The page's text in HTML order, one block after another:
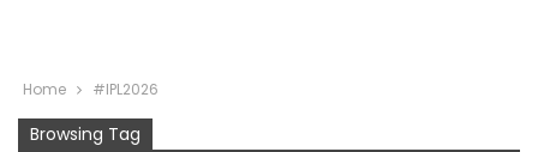
Home #IPL2026
Browsing Tag